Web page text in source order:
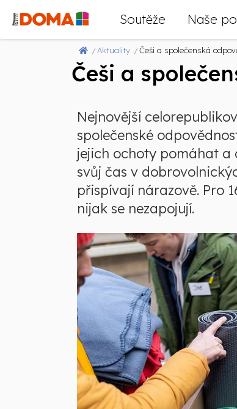
Soutěže Naše
Aktuality Češi a společenská
Češi a
Nejnovější
společenské
jejich ochoty pomáhat a
svůj čas v
přispívají nárazově. Pro
nijak se nezapojují.